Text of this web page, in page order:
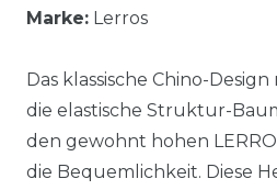
Marke: Lerros
Das klassische Chino-
die elastische Struktur-
den gewohnt hohen
die Bequemlichkeit. Diese